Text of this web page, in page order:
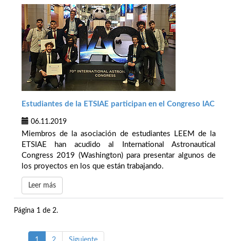
Estudiantes de la ETSIAE participan en el Congreso IAC
06.11.2019
Miembros de la asociación de estudiantes LEEM de la
ETSIAE han acudido al International Astronautical
Congress 2019 (Washington) para presentar algunos de
los proyectos en los que están trabajando.
Leer más
Página 1 de 2.